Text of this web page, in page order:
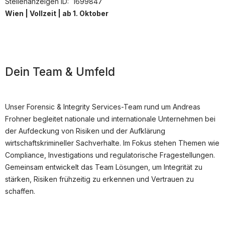
Wien | Vollzeit | ab 1. Oktober
Dein Team & Umfeld
Unser Forensic & Integrity Services-Team rund um Andreas
Frohner begleitet nationale und internationale Unternehmen bei
der Aufdeckung von Risiken und der Aufklärung
wirtschaftskrimineller Sachverhalte. Im Fokus stehen Themen wie
Compliance, Investigations und regulatorische Fragestellungen.
Gemeinsam entwickelt das Team Lösungen, um Integrität zu
stärken, Risiken frühzeitig zu erkennen und Vertrauen zu
schaffen.
Systemstatus
Berufsfelder
Kandidaten finden
Inserat buchen
informatikjobs.at 2026